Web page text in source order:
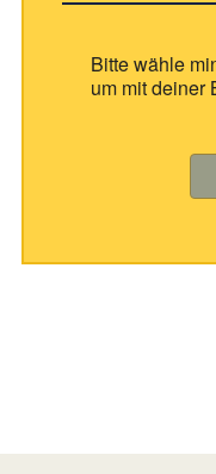
Bitte wähle
um mit deiner